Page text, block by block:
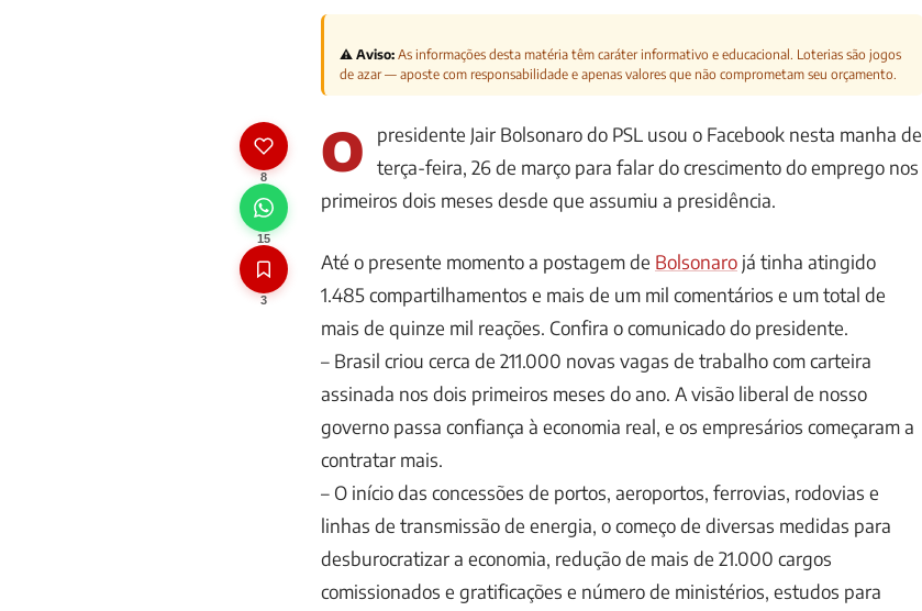
8
15
3
⚠️ Aviso: As informações desta matéria têm caráter informativo e educacional. Loterias são jogos
de azar — aposte com responsabilidade e apenas valores que não comprometam seu orçamento.
O
presidente Jair Bolsonaro do PSL usou o Facebook nesta manha de
terça-feira, 26 de março para falar do crescimento do emprego nos
primeiros dois meses desde que assumiu a presidência.
Até o presente momento a postagem de Bolsonaro já tinha atingido
1.485 compartilhamentos e mais de um mil comentários e um total de
mais de quinze mil reações. Confira o comunicado do presidente.
– Brasil criou cerca de 211.000 novas vagas de trabalho com carteira
assinada nos dois primeiros meses do ano. A visão liberal de nosso
governo passa confiança à economia real, e os empresários começaram a
contratar mais.
– O início das concessões de portos, aeroportos, ferrovias, rodovias e
linhas de transmissão de energia, o começo de diversas medidas para
desburocratizar a economia, redução de mais de 21.000 cargos
comissionados e gratificações e número de ministérios, estudos para